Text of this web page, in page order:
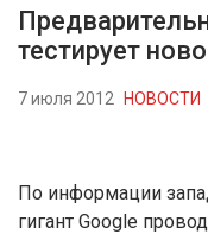
тестирует
7 июля 2012 НОВОСТИ
По информации
гигант Google